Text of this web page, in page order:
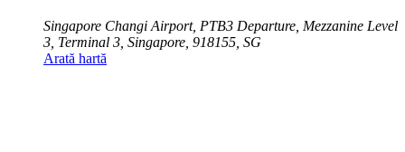
Singapore Changi Airport, PTB3 Departure, Mezzanine Level
3, Terminal 3, Singapore, 918155, SG
Arată hartă